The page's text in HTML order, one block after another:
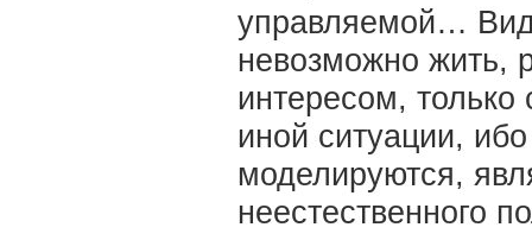
управляемой…
невозможно жить,
интересом,
иной ситуации,
моделируются,
неестественного